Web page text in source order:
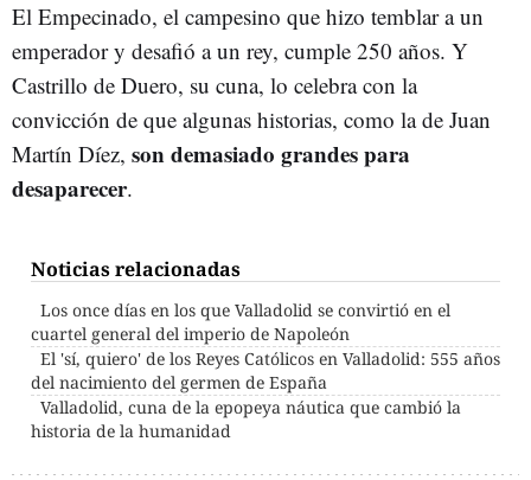
El Empecinado, el campesino que hizo temblar a un
emperador y desafió a un rey, cumple 250 años. Y
Castrillo de Duero, su cuna, lo celebra con la
convicción de que algunas historias, como la de Juan
Martín Díez, son demasiado grandes para
desaparecer.
Noticias relacionadas
Los once días en los que Valladolid se convirtió en el
cuartel general del imperio de Napoleón
El 'sí, quiero' de los Reyes Católicos en Valladolid: 555 años
del nacimiento del germen de España
Valladolid, cuna de la epopeya náutica que cambió la
historia de la humanidad